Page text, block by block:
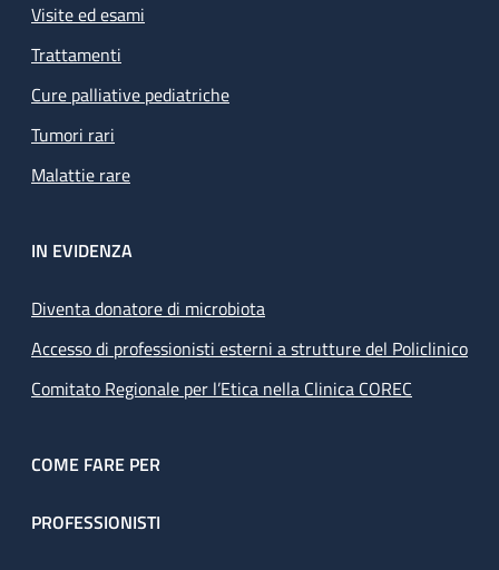
Visite ed esami
Trattamenti
Cure palliative pediatriche
Tumori rari
Malattie rare
IN EVIDENZA
Diventa donatore di microbiota
Accesso di professionisti esterni a strutture del Policlinico
Comitato Regionale per l’Etica nella Clinica COREC
COME FARE PER
PROFESSIONISTI